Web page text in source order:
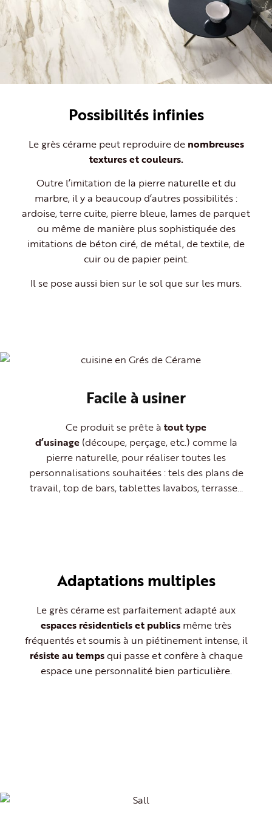
Possibilités infinies
Le grès cérame peut reproduire de nombreuses
textures et couleurs.
Outre l’imitation de la pierre naturelle et du
marbre, il y a beaucoup d’autres possibilités :
ardoise, terre cuite, pierre bleue, lames de parquet
ou même de manière plus sophistiquée des
imitations de béton ciré, de métal, de textile, de
cuir ou de papier peint.
Il se pose aussi bien sur le sol que sur les murs.
Facile à usiner​
Ce produit se prête à tout type
d’usinage(découpe, perçage, etc.) comme la
pierre naturelle, pour réaliser toutes les
personnalisations souhaitées : tels des plans de
travail, top de bars, tablettes lavabos, terrasse…
Adaptations multiples
Le grès cérame est parfaitement adapté aux
espaces résidentiels et publics même très
fréquentés et soumis à un piétinement intense, il
résiste au tempsqui passe et confère à chaque
espace une personnalité bien particulière.